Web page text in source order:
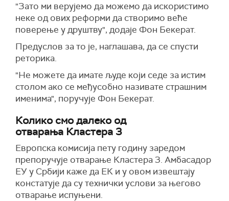
"Зато ми верујемо да можемо да искористимо
неке од ових реформи да створимо веће
поверење у друштву", додаје Фон Бекерат.
Предуслов за то је, наглашава, да се спусти
реторика.
"Не можете да имате људе који седе за истим
столом ако се међусобно називате страшним
именима", поручује Фон Бекерат.
Колико смо далеко од
отварања Кластера 3
Европска комисија пету годину заредом
препоручује отварање Кластера 3. Амбасадор
ЕУ у Србији каже да ЕК и у овом извештају
констатује да су технички услови за његово
отварање испуњени.